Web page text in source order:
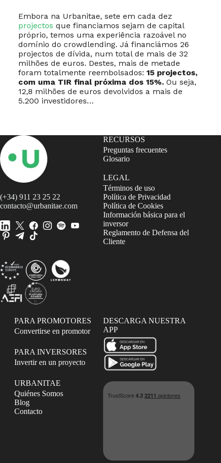
Embora na Urbanitae, sete em cada dez
projectos que financiamos sejam de capital
próprio, temos uma experiência razoável no
domínio do crowdlending. Já financiámos 26
projectos de dívida, num total de mais de 32
milhões de euros. Destes, mais de metade
foram totalmente reembolsados: 15 projectos,
com uma TIR final próxima dos 15%.Ou seja,
12,8 milhões de euros devolvidos a mais de
5.200 investidores…
(+34) 911 23 25 22
contacto@urbanitae.com
RECURSOS
Preguntas frecuentes
Glosario
LEGAL
Términos de uso
Política de Privacidad
Política de Cookies
Información básica para el
inversor
Reglamento de Defensa del
Cliente
PARA PROMOTORES
Convertirse en promotor
PARA INVERSORES
Invertir en un proyecto
URBANITAE
Quiénes Somos
Blog
Contacto
DESCARGA NUESTRA
APP